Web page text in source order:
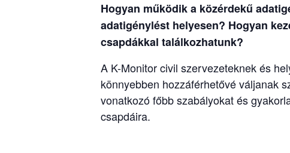
Hogyan működik a közérdekű
adatigénylést helyesen? Hogyan
csapdákkal találkozhatunk?
A K-Monitor civil szervezeteknek és
könnyebben hozzáférhetővé váljanak
vonatkozó főbb szabályokat és
csapdáira.